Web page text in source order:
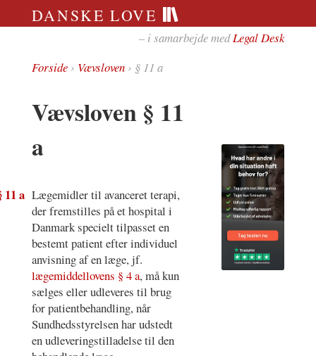
DANSKE LOVE
– i samarbejde medLegal Desk
Forside› Vævsloven› § 11 a
Vævsloven § 11
a
11 a Lægemidler til avanceret terapi,
der fremstilles på et hospital i
Danmark specielt tilpasset en
bestemt patient efter individuel
anvisning af en læge, jf.
lægemiddellovens § 4 a, må kun
sælges eller udleveres til brug
for patientbehandling, når
Sundhedsstyrelsen har udstedt
en udleveringstilladelse til den